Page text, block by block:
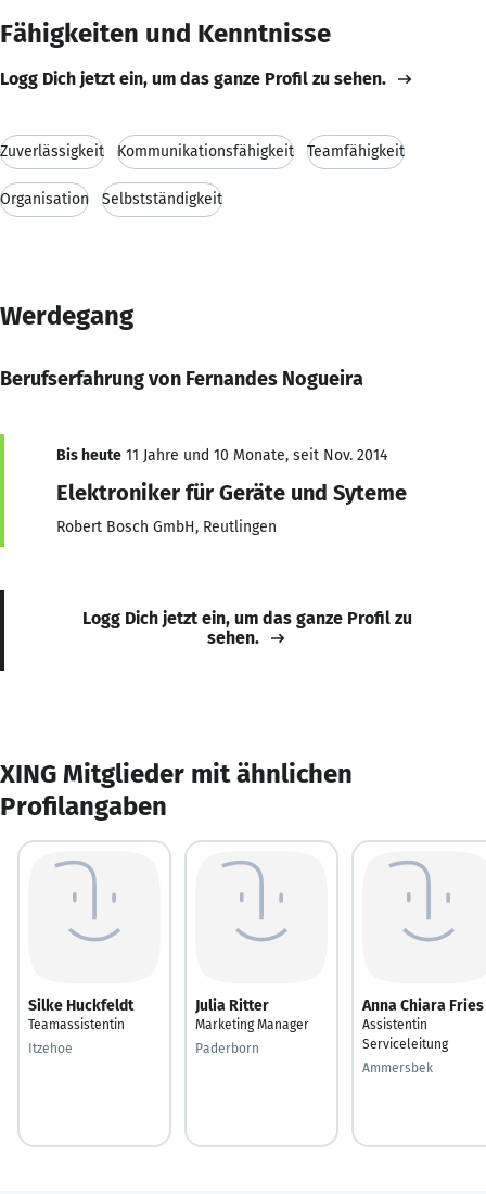
Fähigkeiten und Kenntnisse
Logg Dich jetzt ein, um das ganze Profil zu sehen.
Zuverlässigkeit Kommunikationsfähigkeit Teamfähigkeit
Organisation Selbstständigkeit
Werdegang
Berufserfahrung von Fernandes Nogueira
Bis heute 11 Jahre und 10 Monate, seit Nov. 2014
Elektroniker für Geräte und Syteme
Robert Bosch GmbH, Reutlingen
Logg Dich jetzt ein, um das ganze Profil zu
sehen.
XING Mitglieder mit ähnlichen
Profilangaben
Silke Huckfeldt
Teamassistentin
Itzehoe
Julia Ritter
Marketing Manager
Paderborn
Anna Chiara Fries
Assistentin
Serviceleitung
Ammersbek